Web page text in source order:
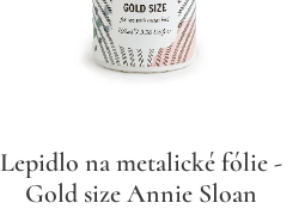
Lepidlo na metalické fólie -
Gold size Annie Sloan